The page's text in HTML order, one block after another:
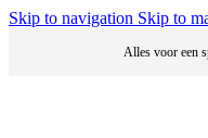
Skip to navigation Skip to
Alles voor een